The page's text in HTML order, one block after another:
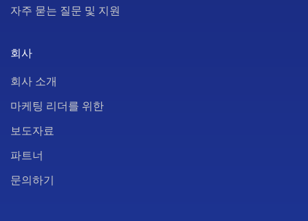
자주 묻는 질문 및 지원
회사
회사 소개
마케팅 리더를 위한
보도자료
파트너
문의하기